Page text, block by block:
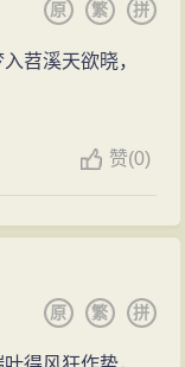
他崇尚韩愈、王
皇甫湜得其奇，
“合三子一之”才
“以经义重，诗
王鏊集中还有
，温雅之中深
其“甚得讽谏 之
章大家。他黜浮
用为吏部左侍
谢迁相继离
芳入阁，但廷议
原职兼学士，与
拼
繁
原
苕溪天欲晓，
赞(0)
拼
繁
原